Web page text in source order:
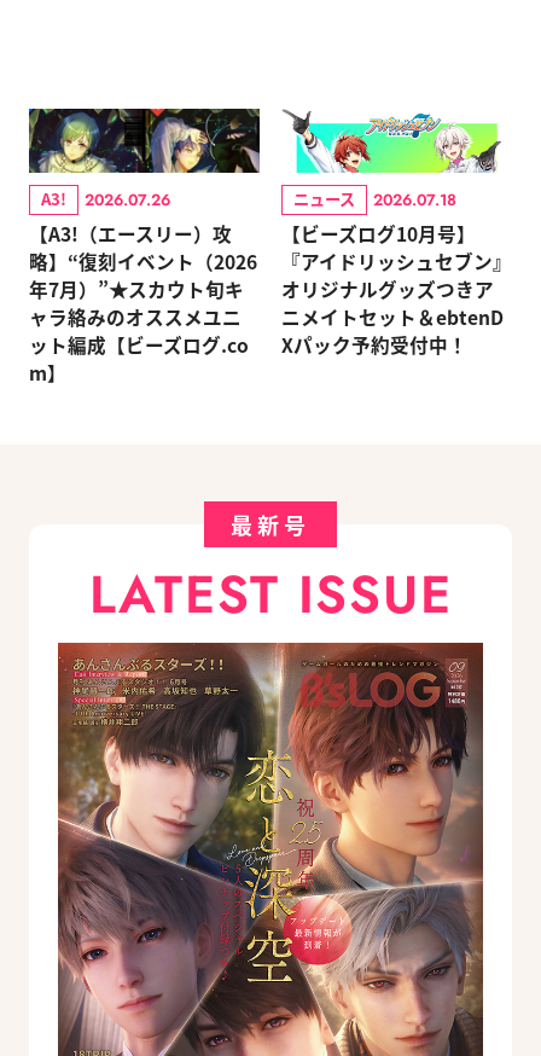
A3! 2026.07.26
【A3!（エースリー）攻
略】“復刻イベント（2026
年7月）”★スカウト旬キ
ャラ絡みのオススメユニ
ット編成【ビーズログ.co
m】
ニュース 2026.07.18
【ビーズログ10月号】
『アイドリッシュセブン』
オリジナルグッズつきア
ニメイトセット＆ebtenD
Xパック予約受付中！
最新号
LATEST ISSUE